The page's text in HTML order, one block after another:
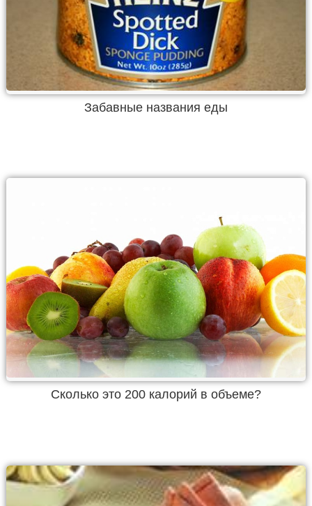
Забавные названия еды
Cколько это 200 калорий в объеме?